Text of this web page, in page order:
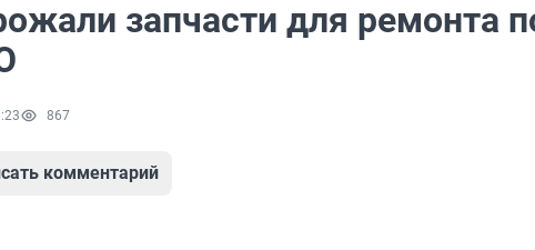
запчасти для ремонта
867
комментарий